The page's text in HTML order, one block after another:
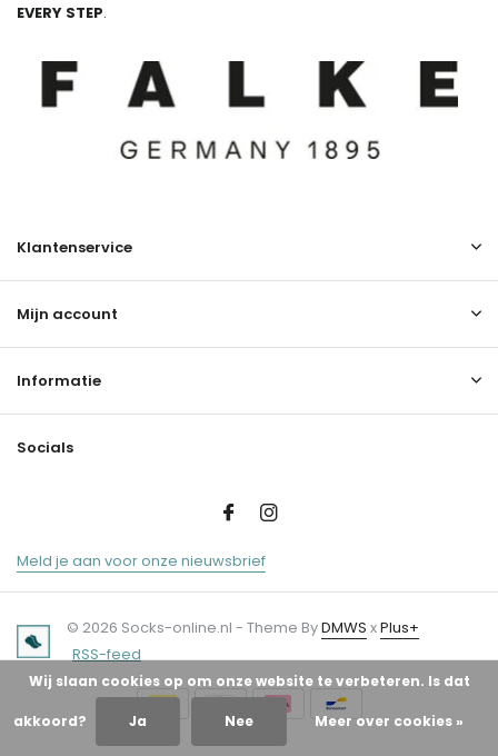
EVERY STEP.
Klantenservice
Mijn account
Informatie
Socials
Meld je aan voor onze nieuwsbrief
© 2026 Socks-online.nl - Theme ByDMWS xPlus+
RSS-feed
Wij slaan cookies op om onze website te verbeteren. Is dat
akkoord? Ja Nee Meer over cookies »